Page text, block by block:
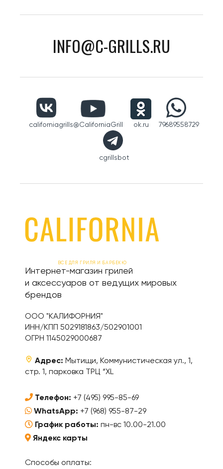
INFO@C-GRILLS.RU
californiagrills@CaliforniaGrill ok.ru 79689558729
cgrillsbot
ВСЕ ДЛЯ ГРИЛЯ И БАРБЕКЮ
Интернет-магазин грилей
и аксессуаров от ведущих мировых
брендов
ООО "КАЛИФОРНИЯ"
ИНН/КПП 5029181863/502901001
ОГРН 1145029000687
Адрес: Мытищи, Коммунистическая ул., 1,
стр. 1, парковка ТРЦ “XL
Телефон: +7 (495) 995-85-69
WhatsApp: +7 (968) 955-87-29
График работы: пн-вс 10.00-21.00
Яндекс карты
Способы оплаты: